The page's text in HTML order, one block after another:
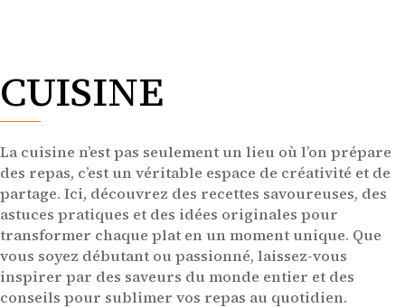
CUISINE
La cuisine n’est pas seulement un lieu où l’on prépare
des repas, c’est un véritable espace de créativité et de
partage. Ici, découvrez des recettes savoureuses, des
astuces pratiques et des idées originales pour
transformer chaque plat en un moment unique. Que
vous soyez débutant ou passionné, laissez-vous
inspirer par des saveurs du monde entier et des
conseils pour sublimer vos repas au quotidien.